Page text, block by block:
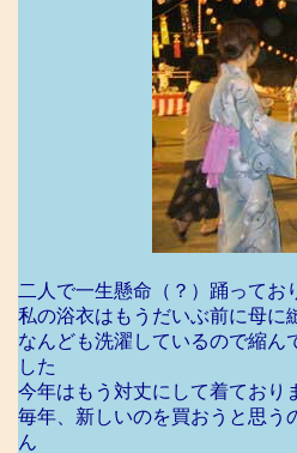
二人で一生懸命（？）踊ってお
私の浴衣はもうだいぶ前に母に
なんども洗濯しているので縮ん
した
今年はもう対丈にして着ており
毎年、新しいのを買おうと思う
ん